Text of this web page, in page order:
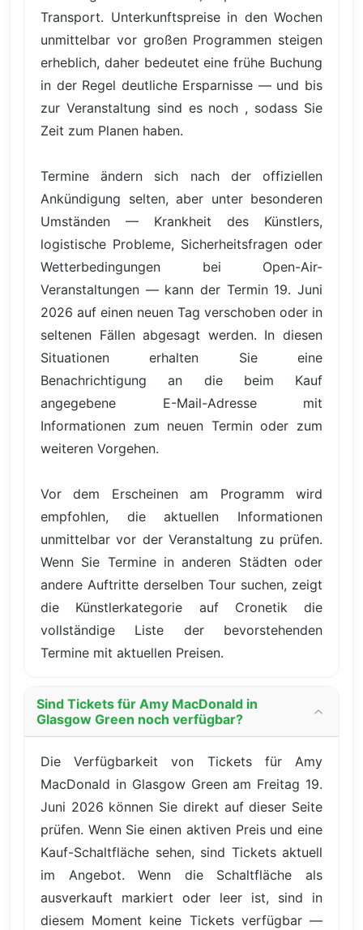
Transport. Unterkunftspreise in den Wochen
unmittelbar vor großen Programmen steigen
erheblich, daher bedeutet eine frühe Buchung
in der Regel deutliche Ersparnisse — und bis
zur Veranstaltung sind es noch , sodass Sie
Zeit zum Planen haben.
Termine ändern sich nach der offiziellen
Ankündigung selten, aber unter besonderen
Umständen — Krankheit des Künstlers,
logistische Probleme, Sicherheitsfragen oder
Wetterbedingungen bei Open-Air-
Veranstaltungen — kann der Termin 19. Juni
2026 auf einen neuen Tag verschoben oder in
seltenen Fällen abgesagt werden. In diesen
Situationen erhalten Sie eine
Benachrichtigung an die beim Kauf
angegebene E-Mail-Adresse mit
Informationen zum neuen Termin oder zum
weiteren Vorgehen.
Vor dem Erscheinen am Programm wird
empfohlen, die aktuellen Informationen
unmittelbar vor der Veranstaltung zu prüfen.
Wenn Sie Termine in anderen Städten oder
andere Auftritte derselben Tour suchen, zeigt
die Künstlerkategorie auf Cronetik die
vollständige Liste der bevorstehenden
Termine mit aktuellen Preisen.
Sind Tickets für Amy MacDonald in
Glasgow Green noch verfügbar?
Die Verfügbarkeit von Tickets für Amy
MacDonald in Glasgow Green am Freitag 19.
Juni 2026 können Sie direkt auf dieser Seite
prüfen. Wenn Sie einen aktiven Preis und eine
Kauf-Schaltfläche sehen, sind Tickets aktuell
im Angebot. Wenn die Schaltfläche als
ausverkauft markiert oder leer ist, sind in
diesem Moment keine Tickets verfügbar —